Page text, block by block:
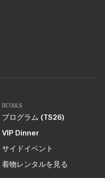
DETAILS
プログラム (TS26)
VIP Dinner
サイドイベント
着物レンタルを見る